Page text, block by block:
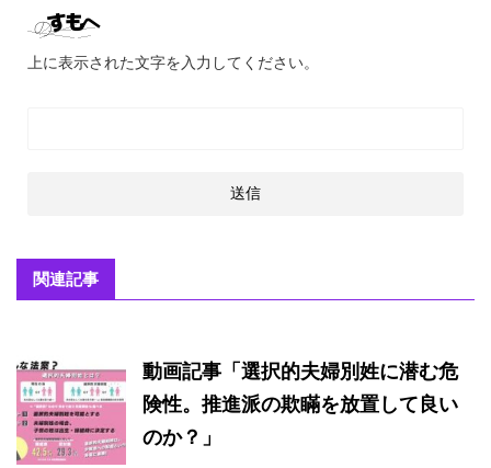
上に表示された文字を入力してください。
関連記事
動画記事「選択的夫婦別姓に潜む危
険性。推進派の欺瞞を放置して良い
のか？」